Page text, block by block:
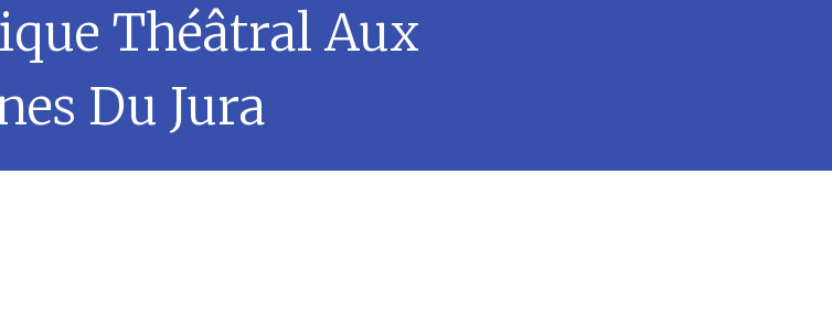
Théâtral Aux
Du Jura